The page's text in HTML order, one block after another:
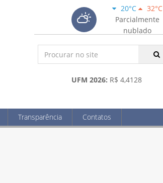
20°C
32°C
Parcialmente
nublado
UFM 2026: R$ 4,4128
Transparência Contatos